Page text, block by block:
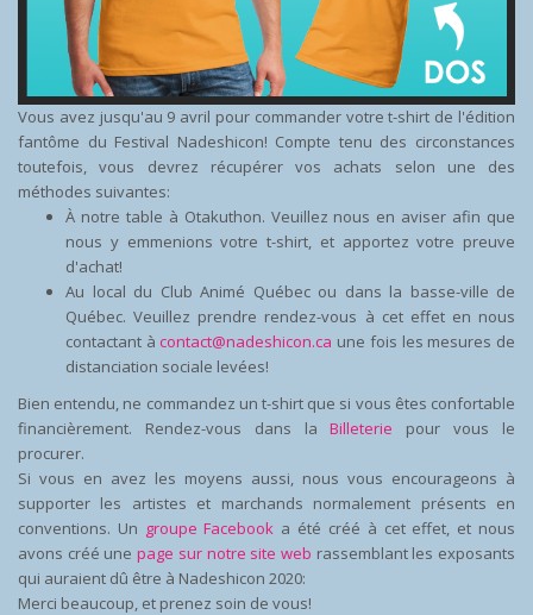
Vous avez jusqu'au 9 avril pour commander votre t-shirt de l'édition
fantôme du Festival Nadeshicon! Compte tenu des circonstances
toutefois, vous devrez récupérer vos achats selon une des
méthodes suivantes:
À notre table à Otakuthon. Veuillez nous en aviser afin que
nous y emmenions votre t-shirt, et apportez votre preuve
d'achat!
Au local du Club Animé Québec ou dans la basse-ville de
Québec. Veuillez prendre rendez-vous à cet effet en nous
contactant à contact@nadeshicon.ca une fois les mesures de
distanciation sociale levées!
Bien entendu, ne commandez un t-shirt que si vous êtes confortable
financièrement. Rendez-vous dans laBilleterie pour vous le
procurer.
Si vous en avez les moyens aussi, nous vous encourageons à
supporter les artistes et marchands normalement présents en
conventions. Un groupe Facebook a été créé à cet effet, et nous
avons créé unepage sur notre site web rassemblant les exposants
qui auraient dû être à Nadeshicon 2020:
Merci beaucoup, et prenez soin de vous!